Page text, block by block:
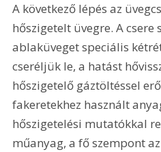
A következő lépés az
hőszigetelt üvegre. A
ablaküveget speciális
cseréljük le, a hatást
hőszigetelő gáztöltéssel
fakeretekhez használt
hőszigetelési mutatókkal
műanyag, a fő szempont